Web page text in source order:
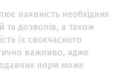
наявність необхідних
та дозволів, а також
їх своєчасного
важливо, адже
норм може